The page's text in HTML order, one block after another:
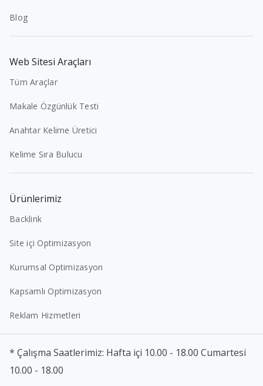
Blog
Web Sitesi Araçları
Tüm Araçlar
Makale Özgünlük Testi
Anahtar Kelime Üretici
Kelime Sıra Bulucu
Ürünlerimiz
Backlink
Site içi Optimizasyon
Kurumsal Optimizasyon
Kapsamlı Optimizasyon
Reklam Hizmetleri
* Çalışma Saatlerimiz: Hafta içi 10.00 - 18.00 Cumartesi
10.00 - 18.00